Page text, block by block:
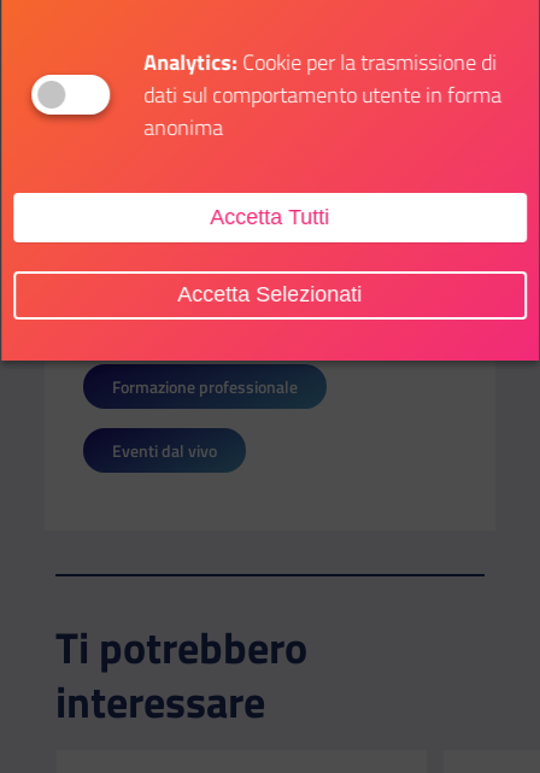
Scarica i moduli per inviare la domanda e leggi
tutti i dettagli qui.
Sport
Formazione professionale
Eventi dal vivo
Ti potrebbero
interessare
Analytics:Cookie per la trasmissione di
dati sul comportamento utente in forma
anonima
Accetta Tutti
Accetta Selezionati